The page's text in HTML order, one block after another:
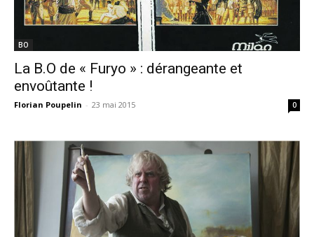
BO
La B.O de « Furyo » : dérangeante et
envoûtante !
Florian Poupelin - 23 mai 2015 0